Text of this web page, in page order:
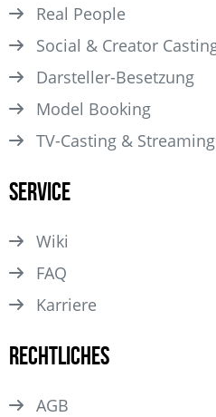
Real People
Social & Creator
Darsteller­-Besetzung
Model Booking
TV-Casting & Streaming
Service
Wiki
FAQ
Karriere
Rechtliches
AGB